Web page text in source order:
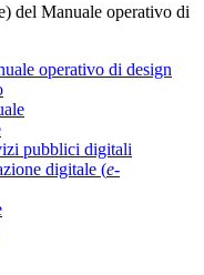
del Manuale operativo di
operativo di design
pubblici digitali
digitale (e-